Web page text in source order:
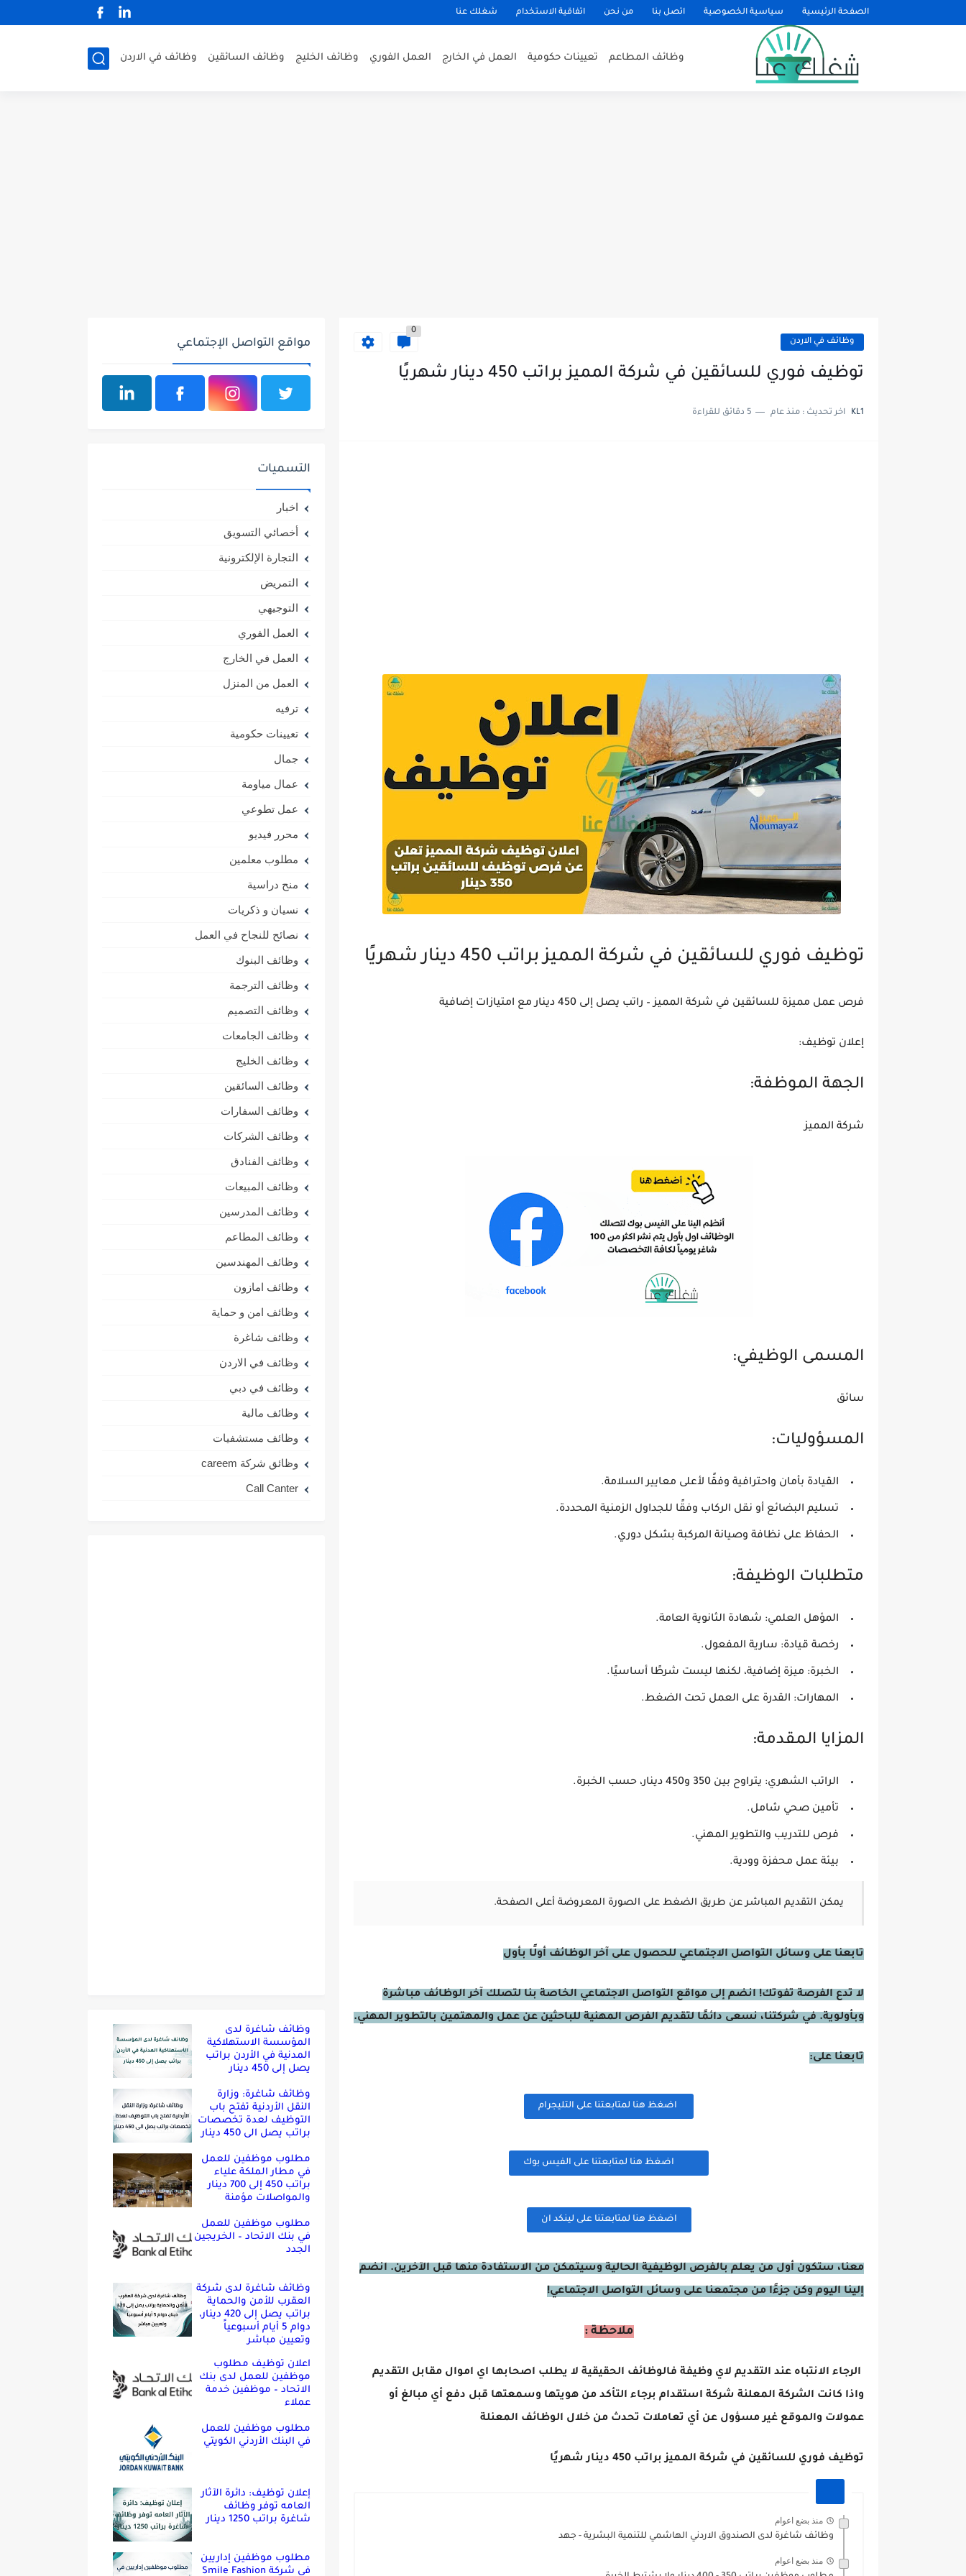
الصفحة الرئيسية سياسية الخصوصية اتصل بنا من نحن اتفاقية الاستخدام شغلك عنا
وظائف المطاعم تعيينات حكومية العمل في الخارج العمل الفوري وظائف الخليج وظائف السائقين وظائف في الاردن
وظائف في الاردن
0
توظيف فوري للسائقين في شركة المميز براتب 450 دينار شهريًا
KL1 اخر تحديث : منذ عام 5 دقائق للقراءة
توظيف فوري للسائقين في شركة المميز براتب 450 دينار شهريًا
فرص عمل مميزة للسائقين في شركة المميز – راتب يصل إلى 450 دينار مع امتيازات إضافية
إعلان توظيف:
الجهة الموظفة:
شركة المميز
المسمى الوظيفي:
سائق
المسؤوليات:
القيادة بأمان واحترافية وفقًا لأعلى معايير السلامة.
تسليم البضائع أو نقل الركاب وفقًا للجداول الزمنية المحددة.
الحفاظ على نظافة وصيانة المركبة بشكل دوري.
متطلبات الوظيفة:
المؤهل العلمي: شهادة الثانوية العامة.
رخصة قيادة: سارية المفعول.
الخبرة: ميزة إضافية، لكنها ليست شرطًا أساسيًا.
المهارات: القدرة على العمل تحت الضغط.
المزايا المقدمة:
الراتب الشهري: يتراوح بين 350 و450 دينار، حسب الخبرة.
تأمين صحي شامل.
فرص للتدريب والتطوير المهني.
بيئة عمل محفزة وودية.
يمكن التقديم المباشر عن طريق الضغط على الصورة المعروضة أعلى الصفحة.
تابعنا على وسائل التواصل الاجتماعي للحصول على آخر الوظائف أولًا بأول
لا تدع الفرصة تفوتك! انضم إلى مواقع التواصل الاجتماعي الخاصة بنا لتصلك آخر الوظائف مباشرة
وبأولوية. في شركتنا، نسعى دائمًا لتقديم الفرص المهنية للباحثين عن عمل والمهتمين بالتطوير المهني.
تابعنا على:
اضغظ هنا لمتابعتنا على التليجرام
اضغظ هنا لمتابعتنا على الفيس بوك
اضغظ هنا لمتابعتنا على لينكد ان
معنا، ستكون أول من يعلم بالفرص الوظيفية الحالية وسيتمكن من الاستفادة منها قبل الآخرين. انضم
إلينا اليوم وكن جزءًا من مجتمعنا على وسائل التواصل الاجتماعي!
ملاحظة :
الرجاء الانتباه عند التقديم لاي وظيفة فالوظائف الحقيقية لا يطلب اصحابها اي اموال مقابل التقديم
واذا كانت الشركة المعلنة شركة استقدام برجاء التأكد من هويتها وسمعتها قبل دفع أي مبالغ أو
عمولات والموقع غير مسؤول عن أي تعاملات تحدث من خلال الوظائف المعنلة
توظيف فوري للسائقين في شركة المميز براتب 450 دينار شهريًا
منذ بضع اعوام
وظائف شاغرة لدى الصندوق الاردني الهاشمي للتنمية البشرية - جهد
منذ بضع اعوام
مواقع التواصل الإجتماعي
التسميات
اخبار
أخصائي التسويق
التجارة الإلكترونية
التمريض
التوجيهي
العمل الفوري
العمل في الخارج
العمل من المنزل
ترفيه
تعيينات حكومية
جمال
عمال مياومة
عمل تطوعي
محرر فيديو
مطلوب معلمين
منح دراسية
نسيان و ذكريات
نصائح للنجاح في العمل
وظائف البنوك
وظائف الترجمة
وظائف التصميم
وظائف الجامعات
وظائف الخليج
وظائف السائقين
وظائف السفارات
وظائف الشركات
وظائف الفنادق
وظائف المبيعات
وظائف المدرسين
وظائف المطاعم
وظائف المهندسين
وظائف امازون
وظائف امن و حماية
وظائف شاغرة
وظائف في الاردن
وظائف في دبي
وظائف مالية
وظائف مستشفيات
وظائق شركة careem
Call Canter
وظائف شاغرة لدى
المؤسسة الاستهلاكية
المدنية في الأردن براتب
يصل إلى 450 دينار
وظائف شاغرة: وزارة
النقل الأردنية تفتح باب
التوظيف لعدة تخصصات
براتب يصل الى 450 دينار
مطلوب موظفين للعمل
في مطار الملكة علياء
براتب 450 إلى 700 دينار
والمواصلات مؤمنة
مطلوب موظفين للعمل
في بنك الاتحاد – الخريجين
الجدد
وظائف شاغرة لدى شركة
العقرب للأمن والحماية
براتب يصل إلى 420 دينار،
دوام 5 أيام أسبوعياً
وتعيين مباشر
اعلان توظيف مطلوب
موظفين للعمل لدى بنك
الاتحاد – موظفين خدمة
عملاء
مطلوب موظفين للعمل
في البنك الأردني الكويتي
إعلان توظيف: دائرة الآثار
العامه توفر وظائف
شاغرة براتب 1250 دينار
مطلوب موظفين إداريين
في شركة Smile Fashion